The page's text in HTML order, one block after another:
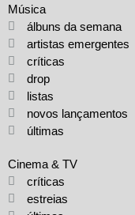
Música
álbuns da semana
artistas emergentes
críticas
drop
listas
novos lançamentos
últimas
Cinema & TV
críticas
estreias